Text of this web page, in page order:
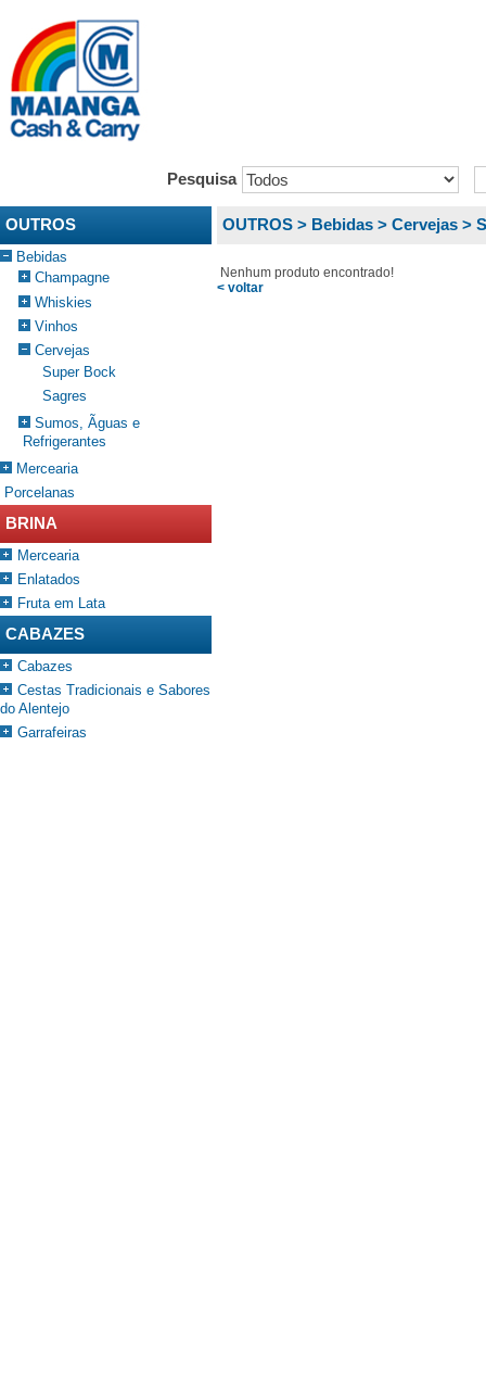
Pesquisa
OUTROS
Bebidas
Champagne
Whiskies
Vinhos
Cervejas
Super Bock
Sagres
Sumos, Ãguas e
Refrigerantes
Mercearia
Porcelanas
BRINA
Mercearia
Enlatados
Fruta em Lata
CABAZES
Cabazes
Cestas Tradicionais e Sabores
do Alentejo
Garrafeiras
OUTROS > Bebidas > Cervejas >
Nenhum produto encontrado!
< voltar